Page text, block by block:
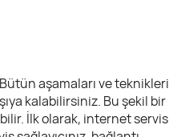
aşamaları ve teknikleri
kalabilirsiniz. Bu şekil bir
İlk olarak, internet servis